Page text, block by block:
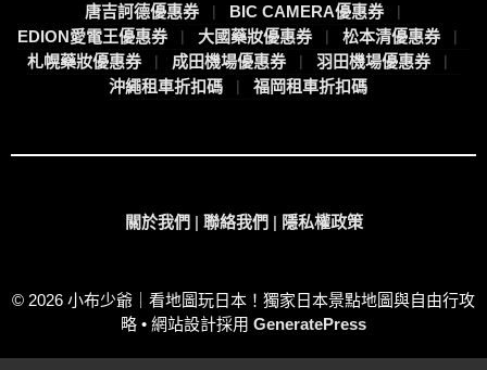
唐吉訶德優惠券
BIC CAMERA優惠券
EDION愛電王優惠券
大國藥妝優惠券
松本清優惠券
札幌藥妝優惠券
成田機場優惠券
羽田機場優惠券
沖繩租車折扣碼
福岡租車折扣碼
關於我們 | 聯絡我們 | 隱私權政策
© 2026 小布少爺｜看地圖玩日本！獨家日本景點地圖與自由行攻
略 • 網站設計採用 GeneratePress